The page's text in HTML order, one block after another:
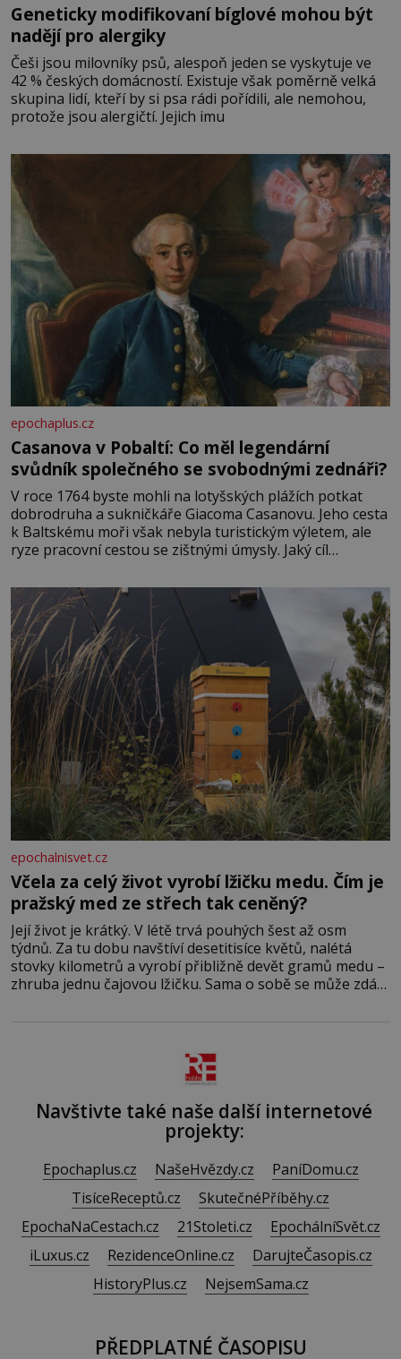
Geneticky modifikovaní bíglové mohou být
nadějí pro alergiky
Češi jsou milovníky psů, alespoň jeden se vyskytuje ve
42 % českých domácností. Existuje však poměrně velká
skupina lidí, kteří by si psa rádi pořídili, ale nemohou,
protože jsou alergičtí. Jejich imu
epochaplus.cz
Casanova v Pobaltí: Co měl legendární
svůdník společného se svobodnými zednáři?
V roce 1764 byste mohli na lotyšských plážích potkat
dobrodruha a sukničkáře Giacoma Casanovu. Jeho cesta
k Baltskému moři však nebyla turistickým výletem, ale
ryze pracovní cestou se zištnými úmysly. Jaký cíl
lotyšské Rigy? Casanova v Pobaltí kontaktoval tamní
zednářské lóže. Nebyl v této oblasti žádným nováčkem,
protože do zednářské
epochalnisvet.cz
Včela za celý život vyrobí lžičku medu. Čím je
pražský med ze střech tak ceněný?
Její život je krátký. V létě trvá pouhých šest až osm
týdnů. Za tu dobu navštíví desetitisíce květů, nalétá
stovky kilometrů a vyrobí přibližně devět gramů medu –
zhruba jednu čajovou lžičku. Sama o sobě se může zdát
Navštivte také naše další internetové
projekty:
Epochaplus.cz NašeHvězdy.cz
PaníDomu.cz
TisíceReceptů.cz
SkutečnéPříběhy.cz
EpochaNaCestach.cz
21Stoleti.cz
EpochálníSvět.cz
iLuxus.cz
RezidenceOnline.cz
DarujteČasopis.cz
HistoryPlus.cz
NejsemSama.cz
PŘEDPLATNÉ ČASOPISU